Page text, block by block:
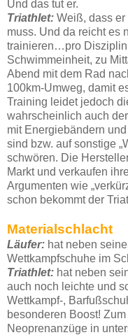
Und das tut er.
Triathlet: Weiß, dass
muss. Und da reicht es
trainieren…pro Disziplin
Schwimmeinheit, zu
Abend mit dem Rad
100km-Umweg, damit
Training leidet jedoch
wahrscheinlich auch
mit Energiebändern
sind bzw. auf sonstige
schwören. Die
Markt und verkaufen
Argumenten wie
schon bekommt der
Materialschlacht
Läufer: hat neben
Wettkampfschuhe im
Triathlet: hat neben
auch noch leichte und
Wettkampf-,
besonderen Boost!
Neoprenanzüge in